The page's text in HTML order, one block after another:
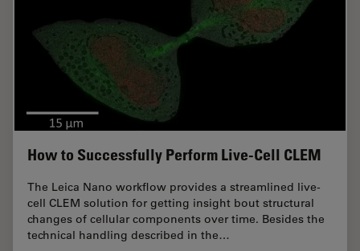
How to Successfully Perform Live-Cell CLEM
The Leica Nano workflow provides a streamlined live-
cell CLEM solution for getting insight bout structural
changes of cellular components over time. Besides the
technical handling described in the…